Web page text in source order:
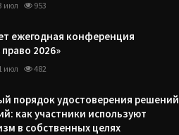
июл 953
ежегодная конференция
2026»
июл 482
порядок удостоверения решений
как участники используют
в собственных целях